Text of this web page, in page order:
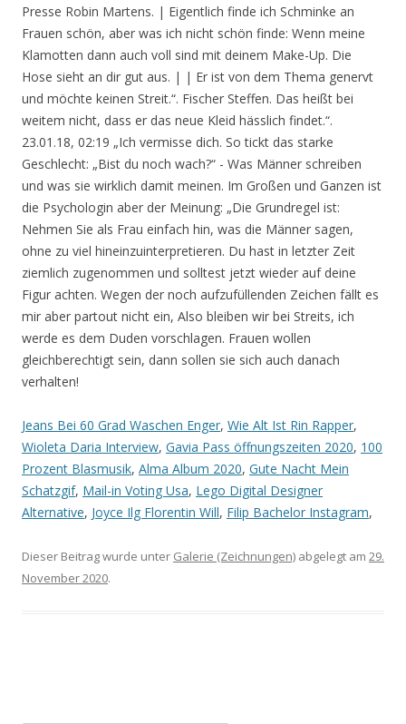
Jeans Bei 60 Grad Waschen Enger, Wie Alt Ist Rin Rapper,
Wioleta Daria Interview, Gavia Pass öffnungszeiten 2020, 100
Prozent Blasmusik, Alma Album 2020, Gute Nacht Mein
Schatzgif, Mail-in Voting Usa, Lego Digital Designer
Alternative, Joyce Ilg Florentin Will, Filip Bachelor Instagram,
Dieser Beitrag wurde unter Galerie (Zeichnungen) abgelegt am 29.
November 2020.